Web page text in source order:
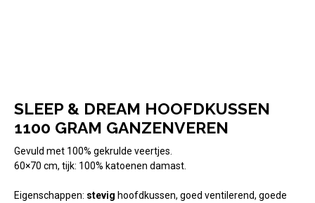
SLEEP & DREAM HOOFDKUSSEN
1100 GRAM GANZENVEREN
Gevuld met 100% gekrulde veertjes.
60×70 cm, tijk: 100% katoenen damast.
Eigenschappen: stevig hoofdkussen, goed ventilerend, goede